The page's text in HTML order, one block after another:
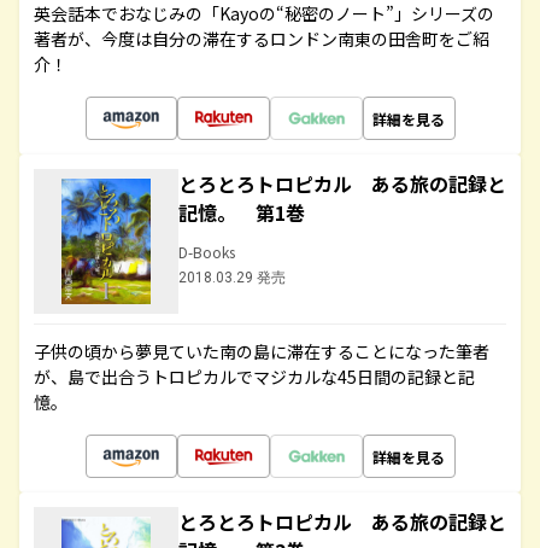
英会話本でおなじみの「Kayoの“秘密のノート”」シリーズの
著者が、今度は自分の滞在するロンドン南東の田舎町をご紹
介！
詳細を見る
とろとろトロピカル ある旅の記録と
記憶。 第1巻
D-Books
2018.03.29 発売
子供の頃から夢見ていた南の島に滞在することになった筆者
が、島で出合うトロピカルでマジカルな45日間の記録と記
憶。
詳細を見る
とろとろトロピカル ある旅の記録と